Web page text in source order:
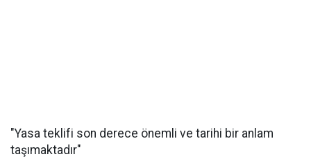
"Yasa teklifi son derece önemli ve tarihi bir anlam
taşımaktadır"